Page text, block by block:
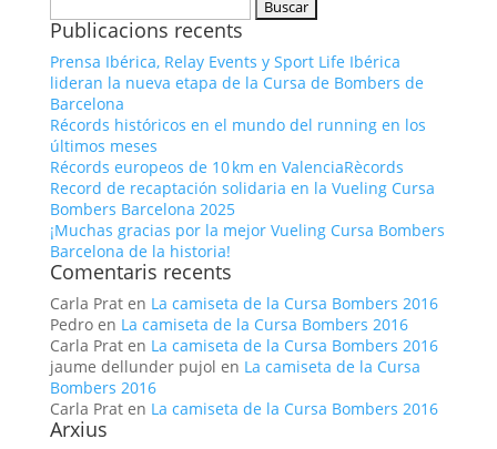
Publicacions recents
Prensa Ibérica, Relay Events y Sport Life Ibérica
lideran la nueva etapa de la Cursa de Bombers de
Barcelona
Récords históricos en el mundo del running en los
últimos meses
Récords europeos de 10 km en ValenciaRècords
Record de recaptación solidaria en la Vueling Cursa
Bombers Barcelona 2025
¡Muchas gracias por la mejor Vueling Cursa Bombers
Barcelona de la historia!
Comentaris recents
Carla Praten La camiseta de la Cursa Bombers 2016
Pedroen La camiseta de la Cursa Bombers 2016
Carla Praten La camiseta de la Cursa Bombers 2016
jaume dellunder pujol en La camiseta de la Cursa
Bombers 2016
Carla Praten La camiseta de la Cursa Bombers 2016
Arxius